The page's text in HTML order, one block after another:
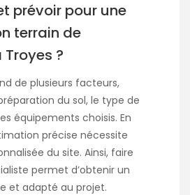
prévoir pour une
terrain de
?
de plusieurs facteurs,
du sol, le type de
équipements choisis. En
précise nécessite
du site. Ainsi, faire
permet d’obtenir un
et adapté au projet.